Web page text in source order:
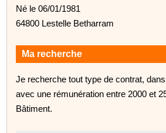
Né le 06/01/1981
64800 Lestelle Betharram
Ma recherche
Je recherche tout type de contrat,
avec une rémunération entre 2000 et
Bâtiment.